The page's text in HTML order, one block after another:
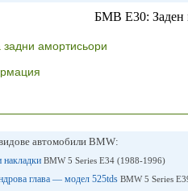
БМВ E30: Заден
амортисьори
автомобили BMW:
накладки BMW 5 Series E34 (1988-1996)
глава — модел 525tds BMW 5 Series